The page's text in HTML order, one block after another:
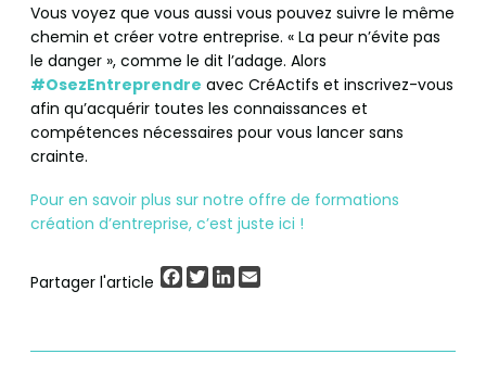
Vous voyez que vous aussi vous pouvez suivre le même
chemin et créer votre entreprise. « La peur n’évite pas
le danger », comme le dit l’adage. Alors
#OsezEntreprendre avec CréActifs et inscrivez-vous
afin qu’acquérir toutes les connaissances et
compétences nécessaires pour vous lancer sans
crainte.
Pour en savoir plus sur notre offre de formations
création d’entreprise, c’est juste ici !
Partager l'article Facebook
TwitterLinkedIn